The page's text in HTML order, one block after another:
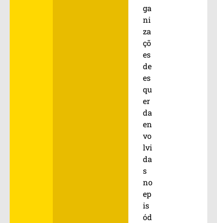
ga
ni
za
çõ
es
de
es
qu
er
da
en
vo
lvi
da
s
no
ep
is
ód